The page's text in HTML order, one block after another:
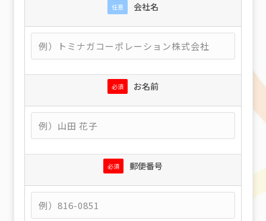
任意 会社名
必須 お名前
必須 郵便番号